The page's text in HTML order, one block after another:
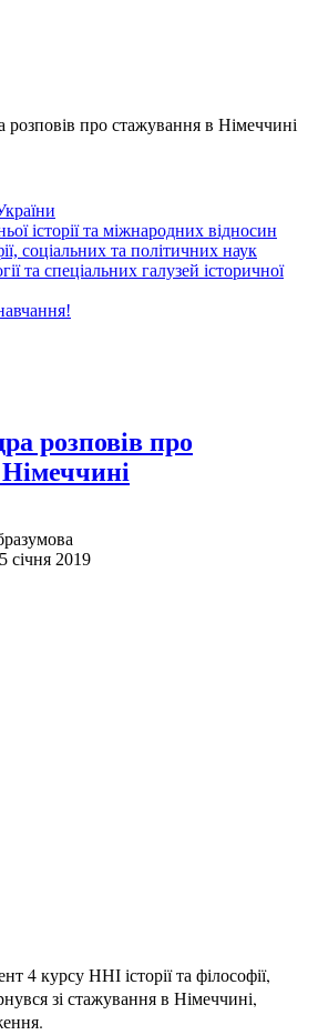
про стажування в Німеччині
історії та міжнародних відносин
соціальних та політичних наук
та спеціальних галузей історичної
розповів про
січня 2019
4 курсу ННІ історії та філософії,
зі стажування в Німеччині,